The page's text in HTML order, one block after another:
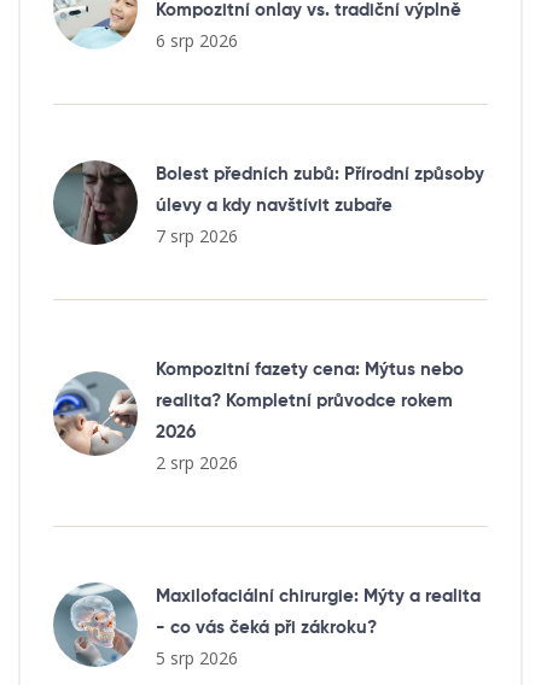
Kompozitní onlay vs. tradiční výplně
6 srp 2026
Bolest předních zubů: Přírodní způsoby
úlevy a kdy navštívit zubaře
7 srp 2026
Kompozitní fazety cena: Mýtus nebo
realita? Kompletní průvodce rokem
2026
2 srp 2026
Maxilofaciální chirurgie: Mýty a realita
- co vás čeká při zákroku?
5 srp 2026